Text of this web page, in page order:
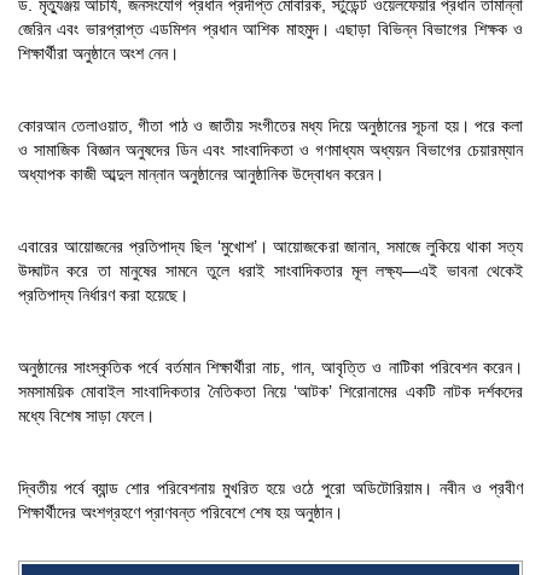
"Professional Orientation" course of Batch 72 in the BBA
Program
ড. মৃত্যুঞ্জয় আচার্য, জনসংযোগ প্রধান প্রদীপ্ত মোবারক, স্টুডেন্ট ওয়েলফেয়ার প্রধান তামান্না
জেরিন এবং ভারপ্রাপ্ত এডমিশন প্রধান আশিক মাহমুদ। এছাড়া বিভিন্ন বিভাগের শিক্ষক ও
শিক্ষার্থীরা অনুষ্ঠানে অংশ নেন।
কোরআন তেলাওয়াত, গীতা পাঠ ও জাতীয় সংগীতের মধ্য দিয়ে অনুষ্ঠানের সূচনা হয়। পরে কলা
ও সামাজিক বিজ্ঞান অনুষদের ডিন এবং সাংবাদিকতা ও গণমাধ্যম অধ্যয়ন বিভাগের চেয়ারম্যান
অধ্যাপক কাজী আব্দুল মান্নান অনুষ্ঠানের আনুষ্ঠানিক উদ্বোধন করেন।
এবারের আয়োজনের প্রতিপাদ্য ছিল ‘মুখোশ’। আয়োজকেরা জানান, সমাজে লুকিয়ে থাকা সত্য
উদ্ঘাটন করে তা মানুষের সামনে তুলে ধরাই সাংবাদিকতার মূল লক্ষ্য—এই ভাবনা থেকেই
প্রতিপাদ্য নির্ধারণ করা হয়েছে।
অনুষ্ঠানের সাংস্কৃতিক পর্বে বর্তমান শিক্ষার্থীরা নাচ, গান, আবৃত্তি ও নাটিকা পরিবেশন করেন।
সমসাময়িক মোবাইল সাংবাদিকতার নৈতিকতা নিয়ে ‘আটক’ শিরোনামের একটি নাটক দর্শকদের
মধ্যে বিশেষ সাড়া ফেলে।
দ্বিতীয় পর্বে ব্যান্ড শোর পরিবেশনায় মুখরিত হয়ে ওঠে পুরো অডিটোরিয়াম। নবীন ও প্রবীণ
শিক্ষার্থীদের অংশগ্রহণে প্রাণবন্ত পরিবেশে শেষ হয় অনুষ্ঠান।